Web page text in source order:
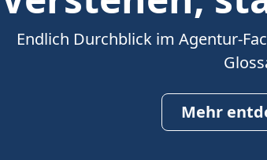
Endlich Durchblick im Agentur-
Mehr